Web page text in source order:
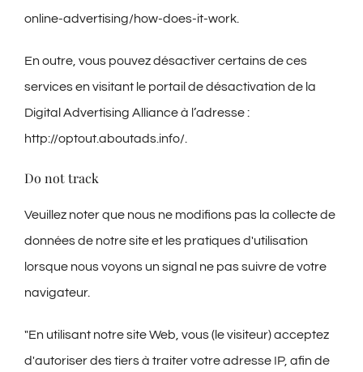
online-advertising/how-does-it-work.
En outre, vous pouvez désactiver certains de ces
services en visitant le portail de désactivation de la
Digital Advertising Alliance à l’adresse :
http://optout.aboutads.info/.
Do not track
Veuillez noter que nous ne modifions pas la collecte de
données de notre site et les pratiques d'utilisation
lorsque nous voyons un signal ne pas suivre de votre
navigateur.
"En utilisant notre site Web, vous (le visiteur) acceptez
d'autoriser des tiers à traiter votre adresse IP, afin de